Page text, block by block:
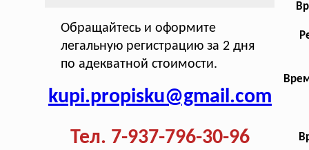
Обращайтесь и оформите
легальную регистрацию за 2 дня
по адекватной стоимости.
kupi.propisku@gmail.com
Тел. 7-937-796-30-96